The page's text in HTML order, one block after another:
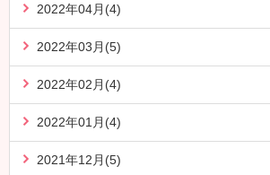
2022年04月(4)
2022年03月(5)
2022年02月(4)
2022年01月(4)
2021年12月(5)